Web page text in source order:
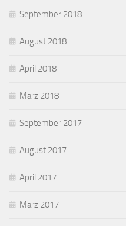
September 2018
August 2018
April 2018
März 2018
September 2017
August 2017
April 2017
März 2017